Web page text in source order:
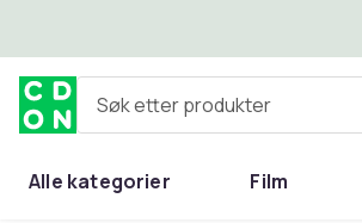
Søk etter produkter
Alle kategorier Film